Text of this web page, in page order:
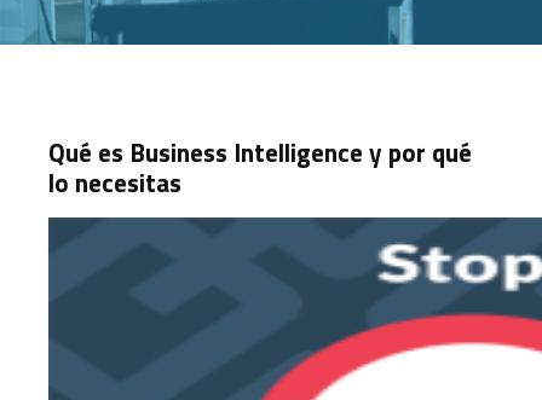
Qué es Business Intelligence y por qué
lo necesitas